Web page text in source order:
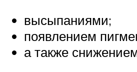
высыпаниями;
появлением
а также